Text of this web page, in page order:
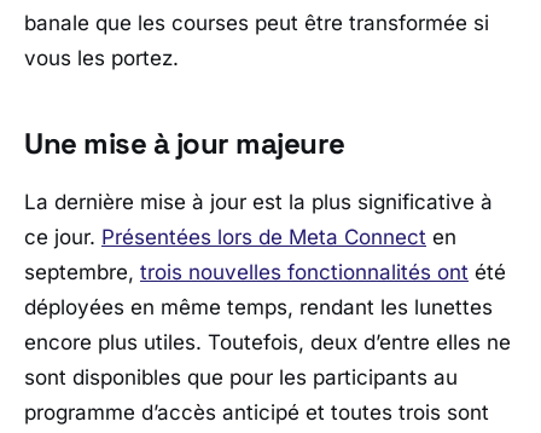
banale que les courses peut être transformée si
vous les portez.
Une mise à jour majeure
La dernière mise à jour est la plus significative à
ce jour. Présentées lors de Meta Connect en
septembre, trois nouvelles fonctionnalités ont été
déployées en même temps, rendant les lunettes
encore plus utiles. Toutefois, deux d’entre elles ne
sont disponibles que pour les participants au
programme d’accès anticipé et toutes trois sont